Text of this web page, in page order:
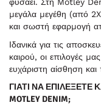
μεγάλα μεγέθη (από
και σωστή εφαρμογή
Ιδανικά για τις
καιρού, οι επιλογές
ευχάριστη αίσθηση
ΓΙΑΤΊ ΝΑ
MOTLEY DENIM;